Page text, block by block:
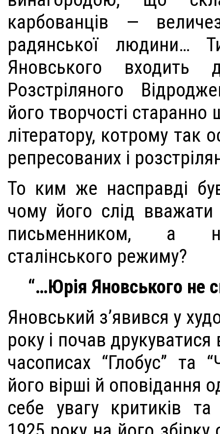
карбованців —
радянської людини…
Яновського входить
Розстріляного
його творчості
літератору, котрому так
репресованих і
То ким же насправді
чому його слід вважати
письменником, а
сталінського режиму?
“…Юрія Яновського не
Яновський з’явився у
року і почав друкуватися
часописах “Глобус” та
його вірші й оповідання
себе увагу критиків